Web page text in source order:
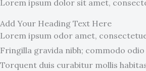
Lorem ipsum dolor sit amet,
Add Your Heading Text Here
Lorem ipsum odor amet,
Fringilla gravida nibh; commodo
Torquent duis curabitur mollis